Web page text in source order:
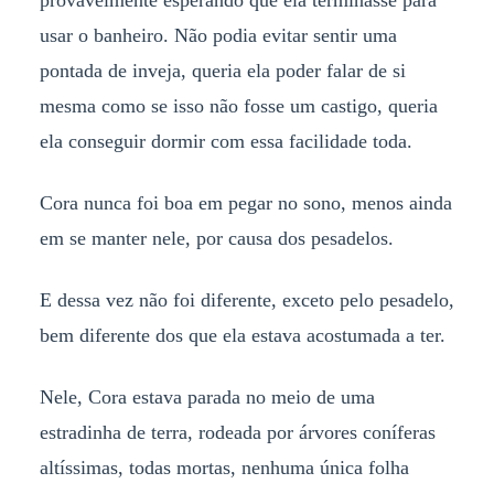
usar o banheiro. Não podia evitar sentir uma
pontada de inveja, queria ela poder falar de si
mesma como se isso não fosse um castigo, queria
ela conseguir dormir com essa facilidade toda.
Cora nunca foi boa em pegar no sono, menos ainda
em se manter nele, por causa dos pesadelos.
E dessa vez não foi diferente, exceto pelo pesadelo,
bem diferente dos que ela estava acostumada a ter.
Nele, Cora estava parada no meio de uma
estradinha de terra, rodeada por árvores coníferas
altíssimas, todas mortas, nenhuma única folha